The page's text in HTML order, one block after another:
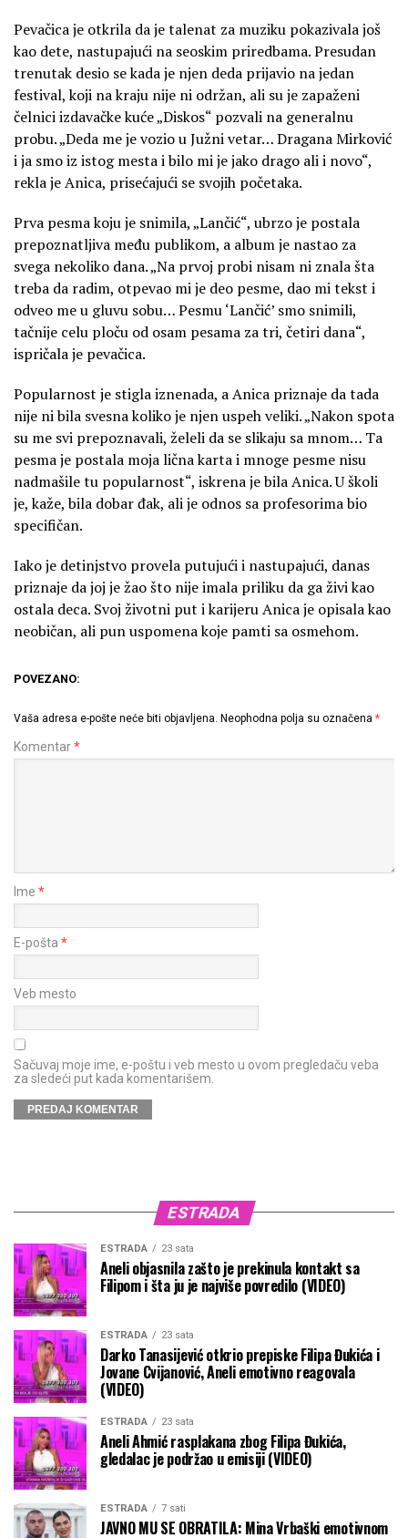
Pevačica je otkrila da je talenat za muziku pokazivala još
kao dete, nastupajući na seoskim priredbama. Presudan
trenutak desio se kada je njen deda prijavio na jedan
festival, koji na kraju nije ni održan, ali su je zapaženi
čelnici izdavačke kuće „Diskos“ pozvali na generalnu
probu. „Deda me je vozio u Južni vetar… Dragana Mirković
i ja smo iz istog mesta i bilo mi je jako drago ali i novo“,
rekla je Anica, prisećajući se svojih početaka.
Prva pesma koju je snimila, „Lančić“, ubrzo je postala
prepoznatljiva među publikom, a album je nastao za
svega nekoliko dana. „Na prvoj probi nisam ni znala šta
treba da radim, otpevao mi je deo pesme, dao mi tekst i
odveo me u gluvu sobu… Pesmu ‘Lančić’ smo snimili,
tačnije celu ploču od osam pesama za tri, četiri dana“,
ispričala je pevačica.
Popularnost je stigla iznenada, a Anica priznaje da tada
nije ni bila svesna koliko je njen uspeh veliki. „Nakon spota
su me svi prepoznavali, želeli da se slikaju sa mnom… Ta
pesma je postala moja lična karta i mnoge pesme nisu
nadmašile tu popularnost“, iskrena je bila Anica. U školi
je, kaže, bila dobar đak, ali je odnos sa profesorima bio
specifičan.
Iako je detinjstvo provela putujući i nastupajući, danas
priznaje da joj je žao što nije imala priliku da ga živi kao
ostala deca. Svoj životni put i karijeru Anica je opisala kao
neobičan, ali pun uspomena koje pamti sa osmehom.
POVEZANO:
Vaša adresa e-pošte neće biti objavljena. Neophodna polja su označena *
Komentar*
Ime *
E-pošta *
Veb mesto
Sačuvaj moje ime, e-poštu i veb mesto u ovom pregledaču veba
za sledeći put kada komentarišem.
ESTRADA
ESTRADA 23 sata
Aneli objasnila zašto je prekinula kontakt sa
Filipom i šta ju je najviše povredilo (VIDEO)
ESTRADA 23 sata
Darko Tanasijević otkrio prepiske Filipa Đukića i
Jovane Cvijanović, Aneli emotivno reagovala
(VIDEO)
ESTRADA 23 sata
Aneli Ahmić rasplakana zbog Filipa Đukića,
gledalac je podržao u emisiji (VIDEO)
ESTRADA 7 sati
JAVNO MU SE OBRATILA: Mina Vrbaški emotivnom